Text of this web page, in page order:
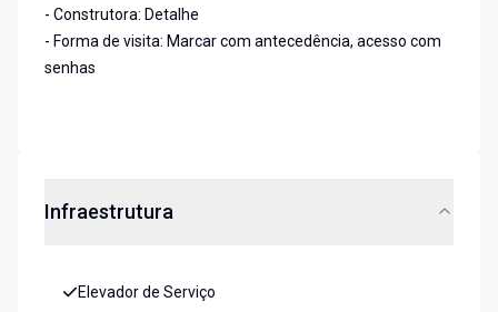
- Construtora: Detalhe
- Forma de visita: Marcar com antecedência, acesso com
senhas
Infraestrutura
Elevador de Serviço